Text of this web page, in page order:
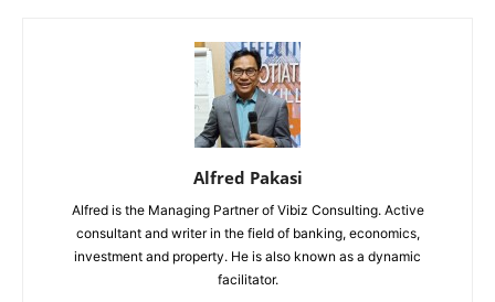
Alfred Pakasi
Alfred is the Managing Partner of Vibiz Consulting. Active
consultant and writer in the field of banking, economics,
investment and property. He is also known as a dynamic
facilitator.